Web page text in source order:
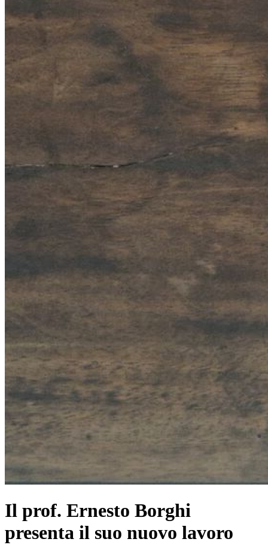
Il prof. Ernesto Borghi
presenta il suo nuovo lavoro